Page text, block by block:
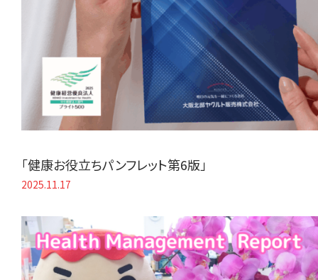
「健康お役立ちパンフレット第6版」
2025.11.17